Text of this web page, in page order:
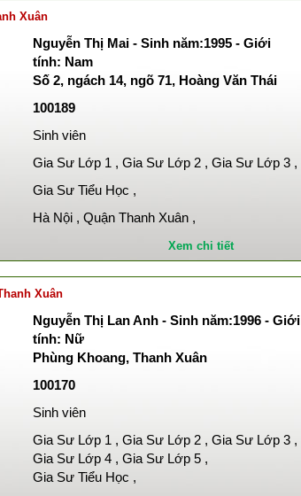
Xuân
Nguyễn Thị Mai - Sinh năm:1995 - Giới
tính: Nam
Số 2, ngách 14, ngõ 71, Hoàng Văn Thái
100189
Sinh viên
Gia Sư Lớp 1 , Gia Sư Lớp 2 , Gia Sư Lớp 3 ,
Gia Sư Tiểu Học ,
Hà Nội , Quận Thanh Xuân ,
Xem chi tiết
Xuân
Nguyễn Thị Lan Anh - Sinh năm:1996 - Giới
tính: Nữ
Phùng Khoang, Thanh Xuân
100170
Sinh viên
Gia Sư Lớp 1 , Gia Sư Lớp 2 , Gia Sư Lớp 3 ,
Gia Sư Lớp 4 , Gia Sư Lớp 5 ,
Gia Sư Tiểu Học ,